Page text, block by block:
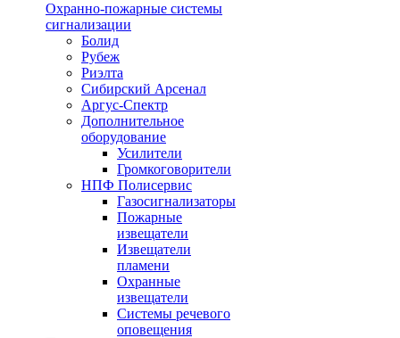
Охранно-пожарные системы
сигнализации
Болид
Рубеж
Риэлта
Сибирский Арсенал
Аргус-Спектр
Дополнительное
оборудование
Усилители
Громкоговорители
НПФ Полисервис
Газосигнализаторы
Пожарные
извещатели
Извещатели
пламени
Охранные
извещатели
Системы речевого
оповещения